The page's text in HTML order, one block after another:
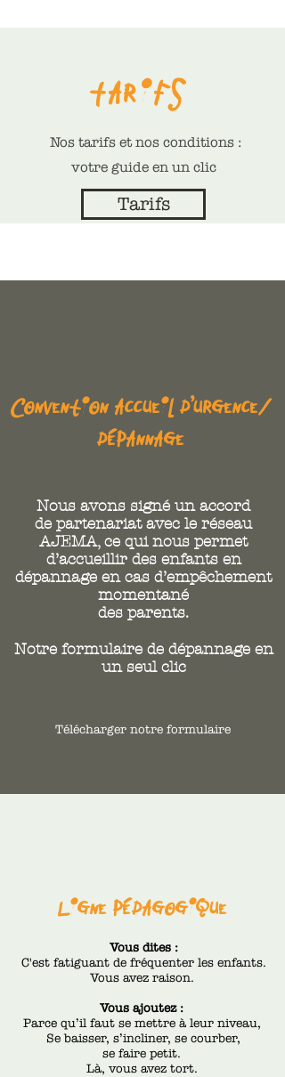
Tarifs
Nos tarifs et nos conditions :
votre guide en un clic
Tarifs
Convention accueil d’urgence/
dépannage
Nous avons signé un accord
de partenariat avec le réseau
AJEMA, ce qui nous permet
d’accueillir des enfants en
dépannage en cas d’empêchement
momentané
des parents.
Notre formulaire de dépannage en
un seul clic
Télécharger notre formulaire
Ligne pédagogique
Vous dites :
C'est fatiguant de fréquenter les enfants.
Vous avez raison.
Vous ajoutez :
Parce qu’il faut se mettre à leur niveau,
Se baisser, s’incliner, se courber,
se faire petit.
Là, vous avez tort.